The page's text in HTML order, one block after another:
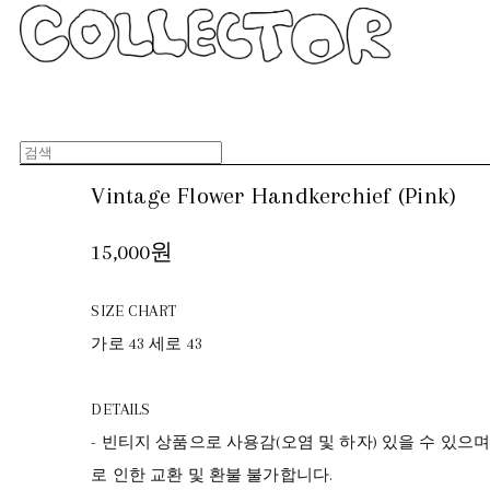
Vintage Flower Handkerchief (Pink)
15,000원
SIZE CHART
가로 43 세로 43
DETAILS
- 빈티지 상품으로 사용감(오염 및 하자) 있을 수 있으
로 인한 교환 및 환불 불가합니다.